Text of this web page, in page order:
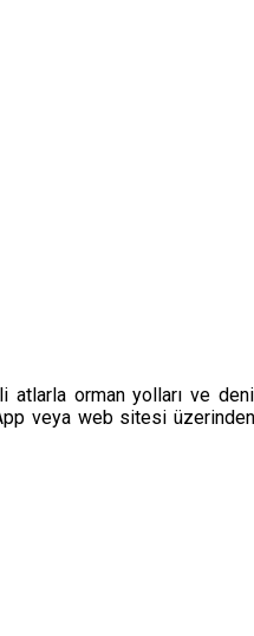
orman yolları ve
veya web sitesi